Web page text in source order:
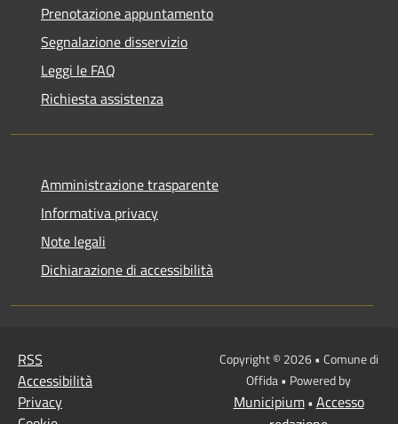
Prenotazione appuntamento
Segnalazione disservizio
Leggi le FAQ
Richiesta assistenza
Amministrazione trasparente
Informativa privacy
Note legali
Dichiarazione di accessibilità
RSS
Accessibilità
Privacy
Copyright © 2026 • Comune di
Offida • Powered by
Municipium• Accesso